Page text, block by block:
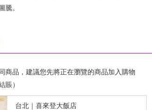
騰。
商品，建議您先將正在瀏覽的商品加入購物
賬）
台北｜喜來登大飯店